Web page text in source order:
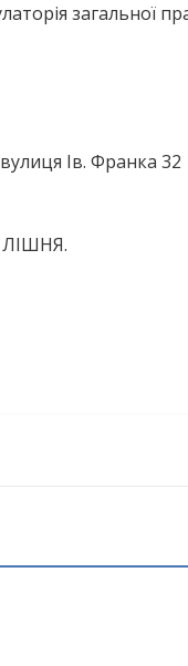
загальної
Ів. Франка 32
ЛІШНЯ.